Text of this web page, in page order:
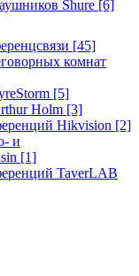
Shure [6]
[45]
комнат
[5]
Holm [3]
Hikvision [2]
и
[1]
TaverLAB